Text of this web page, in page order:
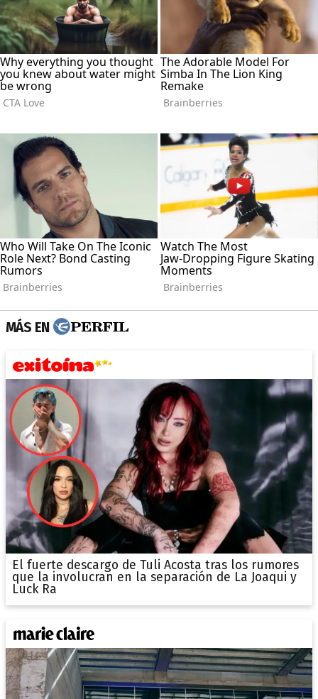
MÁS EN
El fuerte descargo de Tuli Acosta tras los rumores
que la involucran en la separación de La Joaqui y
Luck Ra